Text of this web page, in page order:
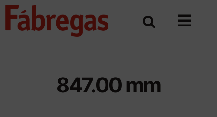
Skip
847.00 mm